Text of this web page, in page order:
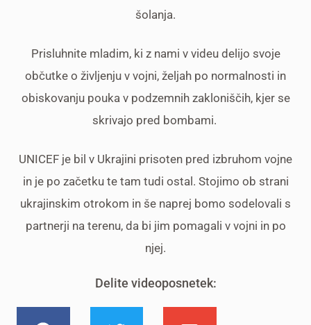
šolanja.
Prisluhnite mladim, ki z nami v videu delijo svoje
občutke o življenju v vojni, željah po normalnosti in
obiskovanju pouka v podzemnih zakloniščih, kjer se
skrivajo pred bombami.
UNICEF je bil v Ukrajini prisoten pred izbruhom vojne
in je po začetku te tam tudi ostal. Stojimo ob strani
ukrajinskim otrokom in še naprej bomo sodelovali s
partnerji na terenu, da bi jim pomagali v vojni in po
njej.
Delite videoposnetek: